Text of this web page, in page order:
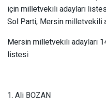
için milletvekili adayları
Sol Parti, Mersin milletvekili
Mersin milletvekili adayları
listesi
1. Ali BOZAN